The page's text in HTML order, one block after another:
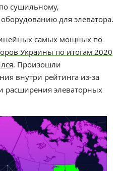
сушильному,
для элеватора.
самых мощных по
Украины по итогам 2020
. Произошли
внутри рейтинга из-за
расширения элеваторных